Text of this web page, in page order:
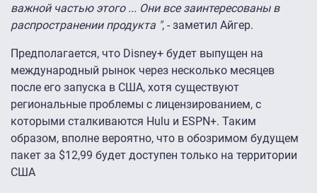
важной частью этого ... Они все заинтересованы в
распространении продукта ", - заметил Айгер.
Предполагается, что Disney+ будет выпущен на
международный рынок через несколько месяцев
после его запуска в США, хотя существуют
региональные проблемы с лицензированием, с
которыми сталкиваются Hulu и ESPN+. Таким
образом, вполне вероятно, что в обозримом будущем
пакет за $12,99 будет доступен только на территории
США